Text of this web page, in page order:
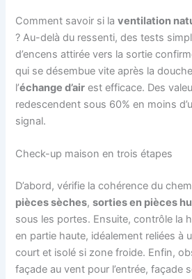
Comment savoir si laventilation
? Au-delà du ressenti, des tests
d’encens attirée vers la sortie
qui se désembue vite après la
l’échange d’air est efficace. Des
redescendent sous 60% en moins
signal.
Check-up maison en trois étapes
D’abord, vérifie la cohérence du
pièces sèches,sorties en pièces
sous les portes. Ensuite, contrôle la
en partie haute, idéalement reliées à
court et isolé si zone froide. Enfin,
façade au vent pour l’entrée, façade